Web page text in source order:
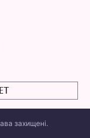
захищені.